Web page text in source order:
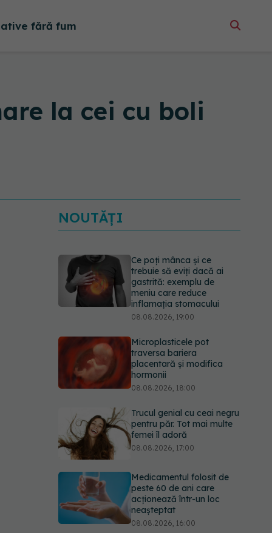
fără fum
la cei cu boli
NOUTĂȚI
Ce poți mânca și ce
trebuie să eviți dacă ai
gastrită: exemplu de
meniu care reduce
inflamația stomacului
08.08.2026, 19:00
Microplasticele pot
traversa bariera
placentară și modifica
hormonii
08.08.2026, 18:00
Trucul genial cu ceai negru
pentru păr. Tot mai multe
femei îl adoră
08.08.2026, 17:00
Medicamentul folosit de
peste 60 de ani care
acționează într-un loc
neașteptat
08.08.2026, 16:00